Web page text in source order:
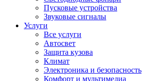
Пусковые устройства
Звуковые сигналы
Услуги
Все услуги
Автосвет
Защита кузова
Климат
Электроника и безопасность
Комфорт и мультимедиа